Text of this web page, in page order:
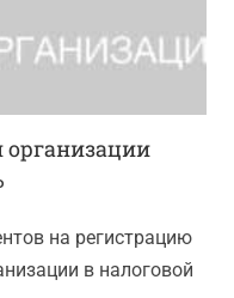
на регистрацию
в налоговой